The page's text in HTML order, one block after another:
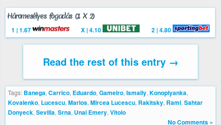
Háromesélyes fogadás (1 X 2)
1 | 1.67 X | 4.10 2 | 4.80
Read the rest of this entry →
Tags: Banega, Carrico, Eduardo, Gameiro, Ismaily, Konoplyanka,
Kovalenko, Lucescu, Marlos, Mircea Lucescu, Rakitsky, Rami, Sahtar
Donyeck, Sevilla, Srna, Unai Emery, Vitolo
No Comments »